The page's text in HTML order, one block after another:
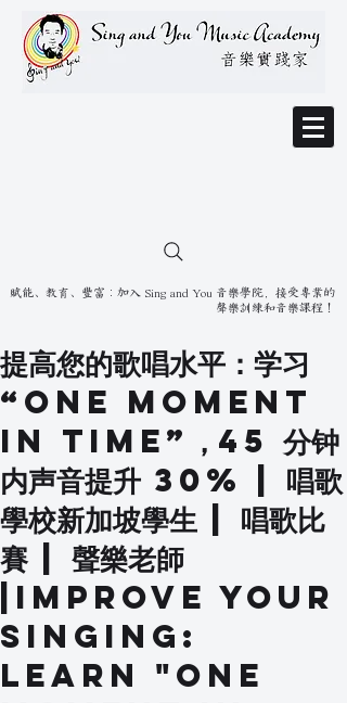
賦能、教育、豐富：加入 Sing and You 音樂學院，接受專業的
聲樂訓練和音樂課程！
提高您的歌唱水平：学习
“One Moment
In Time”，45 分钟
内声音提升 30% | 唱歌
學校新加坡學生 | 唱歌比
賽 | 聲樂老師
|Improve your
singing:
Learn "One